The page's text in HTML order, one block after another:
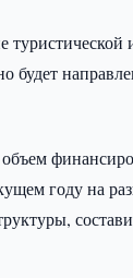
будет
году на